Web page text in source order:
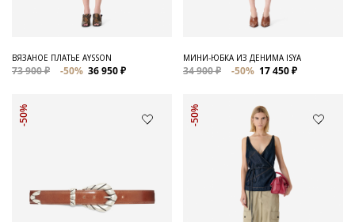
ВЯЗАНОЕ ПЛАТЬЕ AYSSON
73 900 ₽ -50% 36 950 ₽
МИНИ-ЮБКА ИЗ ДЕНИМА ISYA
34 900 ₽ -50% 17 450 ₽
-50% -50%